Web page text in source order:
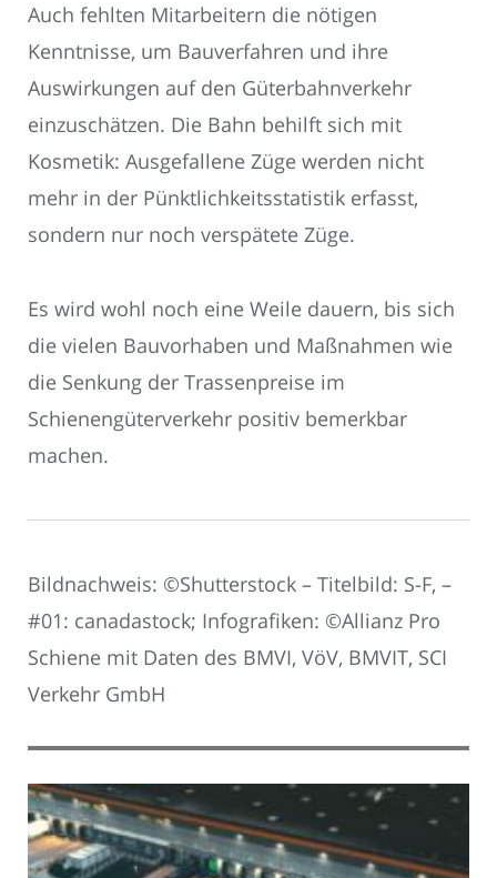
Auch fehlten Mitarbeitern die nötigen
Kenntnisse, um Bauverfahren und ihre
Auswirkungen auf den Güterbahnverkehr
einzuschätzen. Die Bahn behilft sich mit
Kosmetik: Ausgefallene Züge werden nicht
mehr in der Pünktlichkeitsstatistik erfasst,
sondern nur noch verspätete Züge.
Es wird wohl noch eine Weile dauern, bis sich
die vielen Bauvorhaben und Maßnahmen wie
die Senkung der Trassenpreise im
Schienengüterverkehr positiv bemerkbar
machen.
Bildnachweis: ©Shutterstock – Titelbild: S-F, –
#01: canadastock; Infografiken: ©Allianz Pro
Schiene mit Daten des BMVI, VöV, BMVIT, SCI
Verkehr GmbH